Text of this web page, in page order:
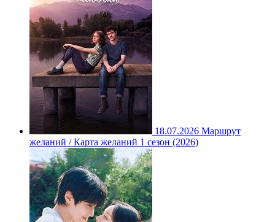
18.07.2026 Маршрут
желаний / Карта желаний 1 сезон (2026)